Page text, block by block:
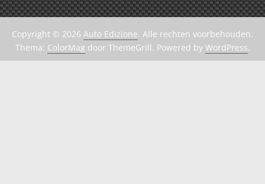
Copyright © 2026 Auto Edizione. Alle rechten voorbehouden.
Thema: ColorMag door ThemeGrill. Powered by WordPress.